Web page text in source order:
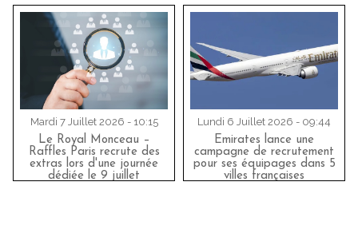
Mardi 7 Juillet 2026 - 10:15
Le Royal Monceau –
Raffles Paris recrute des
extras lors d'une journée
dédiée le 9 juillet
Lundi 6 Juillet 2026 - 09:44
Emirates lance une
campagne de recrutement
pour ses équipages dans 5
villes françaises